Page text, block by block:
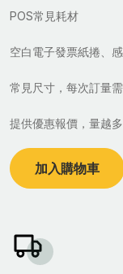
POS常見耗材
空白電子發票紙捲、
常見尺寸，每次訂量
提供優惠報價，量越
加入購物車